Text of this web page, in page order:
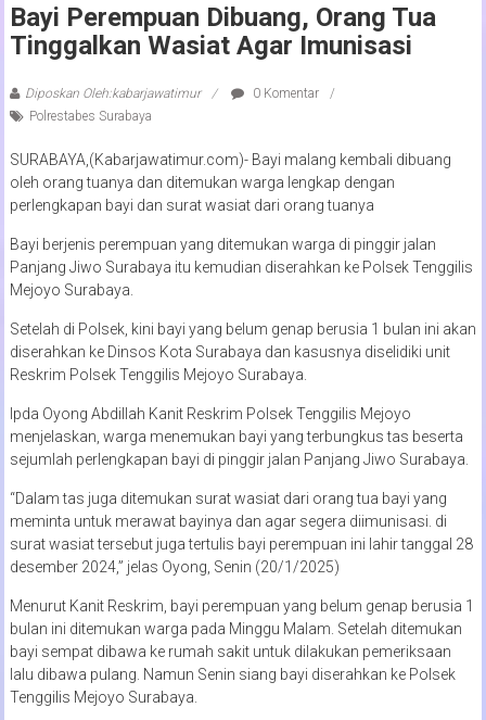
Bayi Perempuan Dibuang, Orang Tua
Tinggalkan Wasiat Agar Imunisasi
Diposkan Oleh:kabarjawatimur
0 Komentar
Polrestabes Surabaya
SURABAYA,(Kabarjawatimur.com)- Bayi malang kembali dibuang
oleh orang tuanya dan ditemukan warga lengkap dengan
perlengkapan bayi dan surat wasiat dari orang tuanya
Bayi berjenis perempuan yang ditemukan warga di pinggir jalan
Panjang Jiwo Surabaya itu kemudian diserahkan ke Polsek Tenggilis
Mejoyo Surabaya.
Setelah di Polsek, kini bayi yang belum genap berusia 1 bulan ini akan
diserahkan ke Dinsos Kota Surabaya dan kasusnya diselidiki unit
Reskrim Polsek Tenggilis Mejoyo Surabaya.
Ipda Oyong Abdillah Kanit Reskrim Polsek Tenggilis Mejoyo
menjelaskan, warga menemukan bayi yang terbungkus tas beserta
sejumlah perlengkapan bayi di pinggir jalan Panjang Jiwo Surabaya.
“Dalam tas juga ditemukan surat wasiat dari orang tua bayi yang
meminta untuk merawat bayinya dan agar segera diimunisasi. di
surat wasiat tersebut juga tertulis bayi perempuan ini lahir tanggal 28
desember 2024,” jelas Oyong, Senin (20/1/2025)
Menurut Kanit Reskrim, bayi perempuan yang belum genap berusia 1
bulan ini ditemukan warga pada Minggu Malam. Setelah ditemukan
bayi sempat dibawa ke rumah sakit untuk dilakukan pemeriksaan
lalu dibawa pulang. Namun Senin siang bayi diserahkan ke Polsek
Tenggilis Mejoyo Surabaya.